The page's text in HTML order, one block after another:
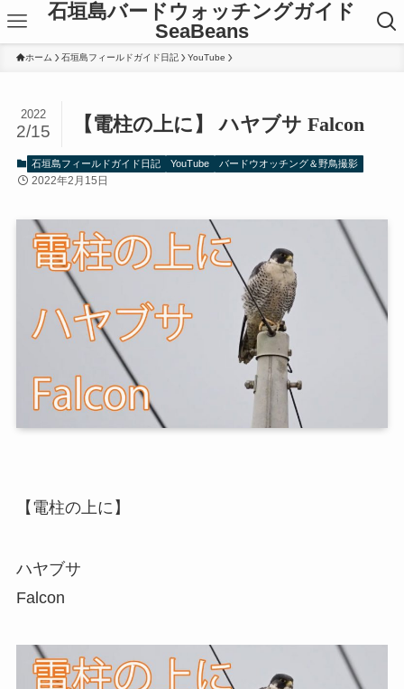
石垣島バードウォッチングガイド
SeaBeans
ホーム 石垣島フィールドガイド日記 YouTube
【電柱の上に】 ハヤブサ Falcon
2022
2/15
石垣島フィールドガイド日記 YouTube バードウオッチング＆野鳥撮影
2022年2月15日
【電柱の上に】
ハヤブサ
Falcon